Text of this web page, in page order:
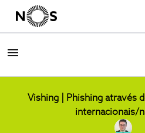
Vishing | Phishing através
internacionais/